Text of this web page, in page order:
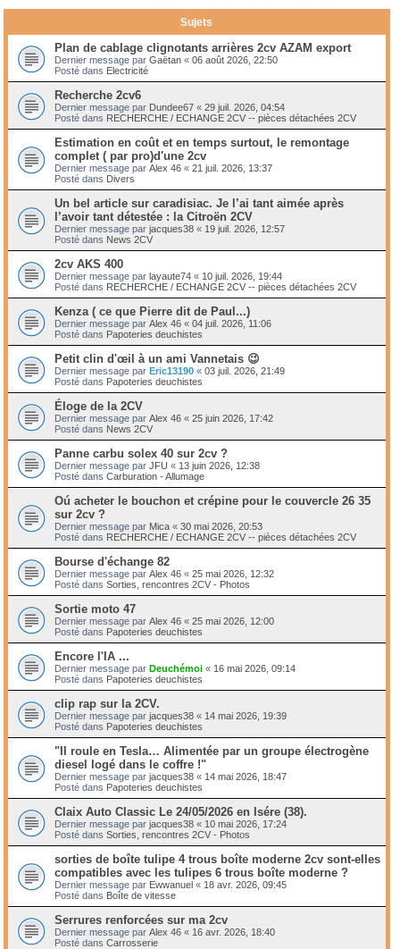
Sujets
Plan de cablage clignotants arrières 2cv AZAM export
Dernier message par Gaëtan « 06 août 2026, 22:50
Posté dans Electricité
Recherche 2cv6
Dernier message par Dundee67 « 29 juil. 2026, 04:54
Posté dans RECHERCHE / ECHANGE 2CV -- pièces détachées 2CV
Estimation en coût et en temps surtout, le remontage
complet ( par pro)d'une 2cv
Dernier message par Alex 46 « 21 juil. 2026, 13:37
Posté dans Divers
Un bel article sur caradisiac. Je l’ai tant aimée après
l’avoir tant détestée : la Citroën 2CV
Dernier message par jacques38 « 19 juil. 2026, 12:57
Posté dans News 2CV
2cv AKS 400
Dernier message par layaute74 « 10 juil. 2026, 19:44
Posté dans RECHERCHE / ECHANGE 2CV -- pièces détachées 2CV
Kenza ( ce que Pierre dit de Paul...)
Dernier message par Alex 46 « 04 juil. 2026, 11:06
Posté dans Papoteries deuchistes
Petit clin d'œil à un ami Vannetais 😉
Dernier message par Eric13190 « 03 juil. 2026, 21:49
Posté dans Papoteries deuchistes
Éloge de la 2CV
Dernier message par Alex 46 « 25 juin 2026, 17:42
Posté dans News 2CV
Panne carbu solex 40 sur 2cv ?
Dernier message par JFU « 13 juin 2026, 12:38
Posté dans Carburation - Allumage
Oú acheter le bouchon et crépine pour le couvercle 26 35
sur 2cv ?
Dernier message par Mica « 30 mai 2026, 20:53
Posté dans RECHERCHE / ECHANGE 2CV -- pièces détachées 2CV
Bourse d'échange 82
Dernier message par Alex 46 « 25 mai 2026, 12:32
Posté dans Sorties, rencontres 2CV - Photos
Sortie moto 47
Dernier message par Alex 46 « 25 mai 2026, 12:00
Posté dans Papoteries deuchistes
Encore l'IA ...
Dernier message par Deuchémoi « 16 mai 2026, 09:14
Posté dans Papoteries deuchistes
clip rap sur la 2CV.
Dernier message par jacques38 « 14 mai 2026, 19:39
Posté dans Papoteries deuchistes
"Il roule en Tesla… Alimentée par un groupe électrogène
diesel logé dans le coffre !"
Dernier message par jacques38 « 14 mai 2026, 18:47
Posté dans Papoteries deuchistes
Claix Auto Classic Le 24/05/2026 en Isére (38).
Dernier message par jacques38 « 10 mai 2026, 17:24
Posté dans Sorties, rencontres 2CV - Photos
sorties de boîte tulipe 4 trous boîte moderne 2cv sont-elles
compatibles avec les tulipes 6 trous boîte moderne ?
Dernier message par Ewwanuel « 18 avr. 2026, 09:45
Posté dans Boîte de vitesse
Serrures renforcées sur ma 2cv
Dernier message par Alex 46 « 16 avr. 2026, 18:40
Posté dans Carrosserie